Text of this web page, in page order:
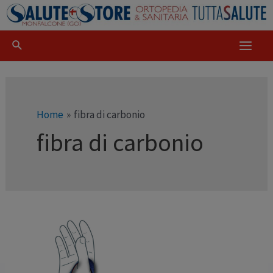
Home fibra di carbonio
fibra di carbonio